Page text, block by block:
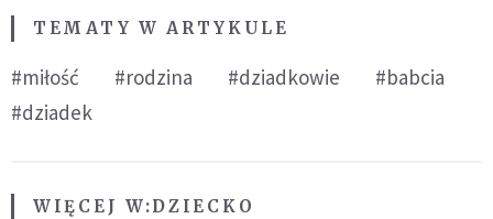
TEMATY W ARTYKULE
#miłość #rodzina #dziadkowie
#babcia
#dziadek
WIĘCEJ W:DZIECKO